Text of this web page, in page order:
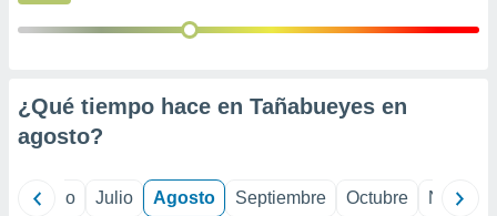
mediante
publicidad
publicidad
¿Qué tiempo hace en Tañabueyes en
agosto?
Junio Julio Agosto Septiembre Octubre